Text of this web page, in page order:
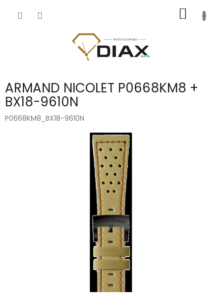
KOŠÍK
ARMAND NICOLET P0668KM8 +
BX18-9610N
P0668KM8_BX18-9610N